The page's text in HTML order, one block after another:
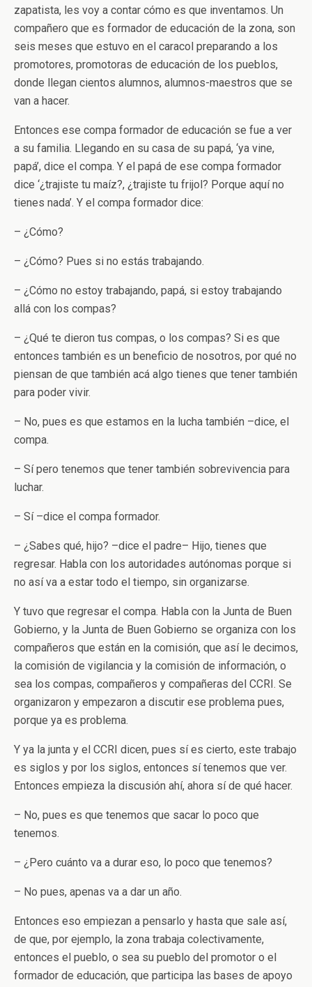
zapatista, les voy a contar cómo es que inventamos. Un
compañero que es formador de educación de la zona, son
seis meses que estuvo en el caracol preparando a los
promotores, promotoras de educación de los pueblos,
donde llegan cientos alumnos, alumnos-maestros que se
van a hacer.
Entonces ese compa formador de educación se fue a ver
a su familia. Llegando en su casa de su papá, ‘ya vine,
papá’, dice el compa. Y el papá de ese compa formador
dice ‘¿trajiste tu maíz?, ¿trajiste tu frijol? Porque aquí no
tienes nada’. Y el compa formador dice:
– ¿Cómo?
– ¿Cómo? Pues si no estás trabajando.
– ¿Cómo no estoy trabajando, papá, si estoy trabajando
allá con los compas?
– ¿Qué te dieron tus compas, o los compas? Si es que
entonces también es un beneficio de nosotros, por qué no
piensan de que también acá algo tienes que tener también
para poder vivir.
– No, pues es que estamos en la lucha también –dice, el
compa.
– Sí pero tenemos que tener también sobrevivencia para
luchar.
– Sí –dice el compa formador.
– ¿Sabes qué, hijo? –dice el padre– Hijo, tienes que
regresar. Habla con los autoridades autónomas porque si
no así va a estar todo el tiempo, sin organizarse.
Y tuvo que regresar el compa. Habla con la Junta de Buen
Gobierno, y la Junta de Buen Gobierno se organiza con los
compañeros que están en la comisión, que así le decimos,
la comisión de vigilancia y la comisión de información, o
sea los compas, compañeros y compañeras del CCRI. Se
organizaron y empezaron a discutir ese problema pues,
porque ya es problema.
Y ya la junta y el CCRI dicen, pues sí es cierto, este trabajo
es siglos y por los siglos, entonces sí tenemos que ver.
Entonces empieza la discusión ahí, ahora sí de qué hacer.
– No, pues es que tenemos que sacar lo poco que
tenemos.
– ¿Pero cuánto va a durar eso, lo poco que tenemos?
– No pues, apenas va a dar un año.
Entonces eso empiezan a pensarlo y hasta que sale así,
de que, por ejemplo, la zona trabaja colectivamente,
entonces el pueblo, o sea su pueblo del promotor o el
formador de educación, que participa las bases de apoyo